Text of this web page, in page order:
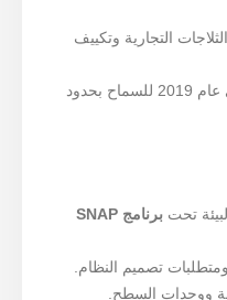
التجارية وتكييف
IEC 60335-2-89 المنقحة في عام 2019 للسماح بحدود
تحت برنامج SNAP
ووحدات السطح.